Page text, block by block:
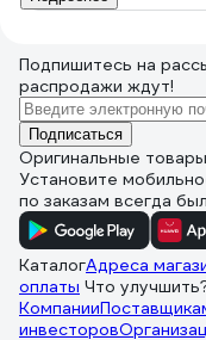
Подпишитесь на
распродажи ждут!
Подписаться
Оригинальные
Установите
по заказам всегда
КаталогАдреса
оплаты Что
Компании
инвесторов